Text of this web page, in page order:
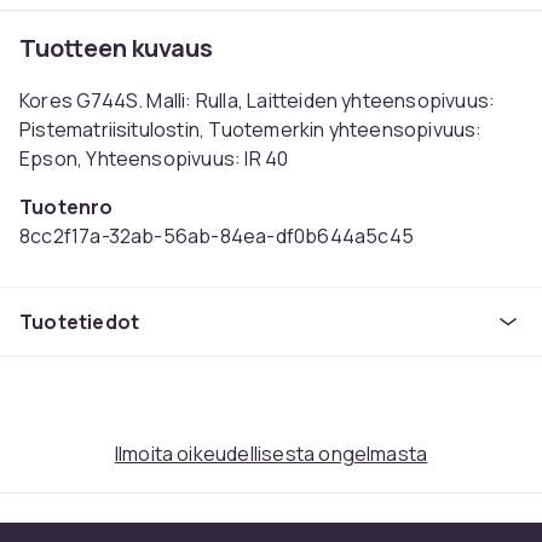
Tuotteen kuvaus
Kores G744S. Malli: Rulla, Laitteiden yhteensopivuus:
Pistematriisitulostin, Tuotemerkin yhteensopivuus:
Epson, Yhteensopivuus: IR 40
Tuotenro
8cc2f17a-32ab-56ab-84ea-df0b644a5c45
Tuotetiedot
Ilmoita oikeudellisesta ongelmasta